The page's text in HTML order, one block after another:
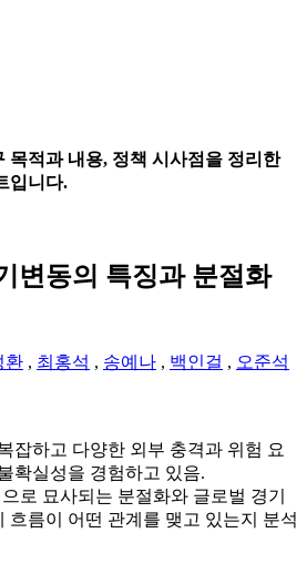
목적과 내용, 정책 시사점을 정리한
입니다.
변동의 특징과 분절화
환 , 최홍석 , 송예나 , 백인걸 , 오준석
잡하고 다양한 외부 충격과 위험 요
확실성을 경험하고 있음.
로 묘사되는 분절화와 글로벌 경기
흐름이 어떤 관계를 맺고 있는지 분석